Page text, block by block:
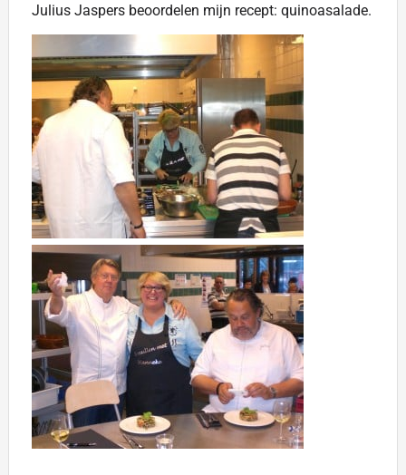
Julius Jaspers beoordelen mijn recept: quinoasalade.